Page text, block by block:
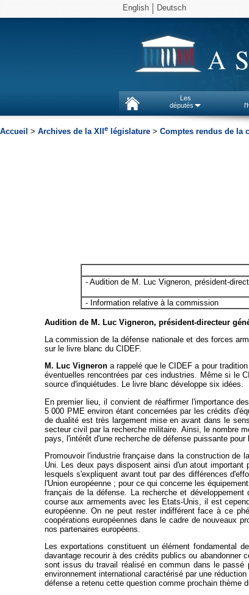
English Deutsch
Les
députés
Accueil > Archives de la XII e législature > Comptes rendus de la
- Audition de M. Luc Vigneron, président-
- Information relative à la commission
Audition de M. Luc Vigneron, président-directeur
La commission de la défense nationale et des forces
sur le livre blanc du CIDEF.
M. Luc Vignerona rappelé que le CIDEF a pour
éventuelles rencontrées par ces industries. Même si le
source d'inquiétudes. Le livre blanc développe six idées.
En premier lieu, il convient de réaffirmer l'importance
5 000 PME environ étant concernées par les crédits
de dualité est très largement mise en avant dans le
secteur civil par la recherche militaire. Ainsi, le nombre
pays, l'intérêt d'une recherche de défense puissante
Promouvoir l'industrie française dans la construction de
Uni. Les deux pays disposent ainsi d'un atout important
lesquels s'expliquent avant tout par des différences
l'Union européenne ; pour ce qui concerne les
français de la défense. La recherche et
course aux armements avec les Etats-Unis, il est
européenne. On ne peut rester indifférent face à ce
coopérations européennes dans le cadre de nouveaux
nos partenaires européens.
Les exportations constituent un élément fondamental
davantage recourir à des crédits publics ou abandonner
sont issus du travail réalisé en commun dans le passé
environnement international caractérisé par une
défense a retenu cette question comme prochain thème